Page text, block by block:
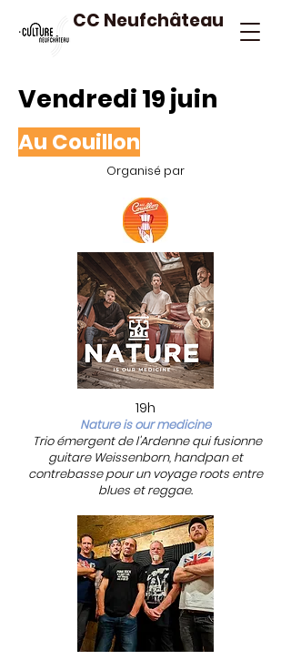
CC Neufchâteau
Vendredi 19 juin
Au Couillon
Organisé par
19h
Nature is our medicine
Trio émergent de l'Ardenne qui fusionne
guitare Weissenborn, handpan et
contrebasse pour un voyage roots entre
blues et reggae.